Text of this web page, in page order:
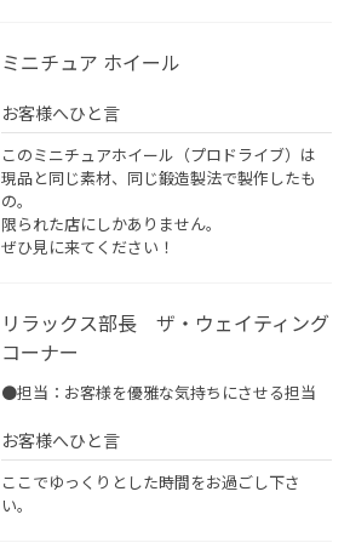
ミニチュア ホイール
お客様へひと言
このミニチュアホイール（プロドライブ）は
現品と同じ素材、同じ鍛造製法で製作したも
の。
限られた店にしかありません。
ぜひ見に来てください！
リラックス部長 ザ・ウェイティング
コーナー
●担当：お客様を優雅な気持ちにさせる担当
お客様へひと言
ここでゆっくりとした時間をお過ごし下さ
い。